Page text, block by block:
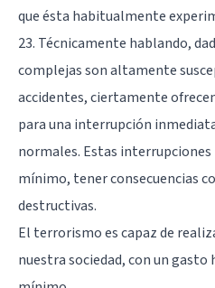
que ésta habitualmente
23. Técnicamente hablando,
complejas son altamente
accidentes, ciertamente
para una interrupción
normales. Estas interrupciones
mínimo, tener consecuencias
destructivas.
El terrorismo es capaz de
nuestra sociedad, con un gasto